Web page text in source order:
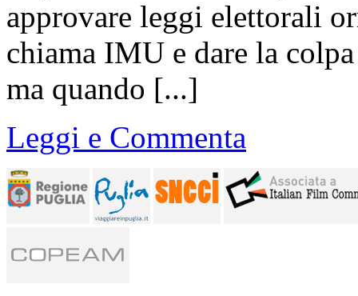
approvare leggi elettorali
chiama IMU e dare la
ma quando [...]
Leggi e Commenta